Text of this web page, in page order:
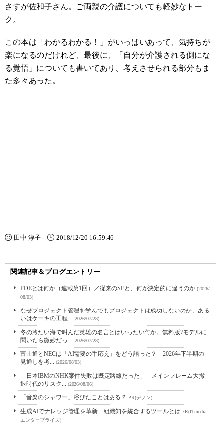
さすが佐和子さん。ご両親の介護についても軽妙なトー
ク。
この本は「わかるわかる！」がいっぱいあって、気持ちが
楽になるのだけれど、最後に、「自分が介護される側にな
る覚悟」についても書いてあり、考えさせられる部分もま
た多々あった。
田中 淳子 2018/12/20 16:59:46
関連記事＆ブログエントリー
FDEとは何か（連載第1回）／従来のSEと、何が決定的に違うのか (2026/
08/03)
なぜプロジェクト管理を学んでもプロジェクトは成功しないのか、ある
いはケーキの工程... (2026/07/28)
冬の冷たい海で叫んだ英雄の名言とはいったい何か。無料版7モデルに
聞いたら微妙だっ... (2026/07/28)
富士通とNECは「AI需要の手応え」をどう語った？ 2026年下半期の
見通しを考... (2026/08/03)
「日本IBMのNHK案件失敗は既定路線だった」 メインフレーム大撤
退時代のリスク... (2026/08/06)
「音楽のシャワー」浴びたことはある？ PR(デノン)
生成AIでナレッジ管理を革新 組織知を統合するツールとは PR(ITmedia
エンタープライズ)